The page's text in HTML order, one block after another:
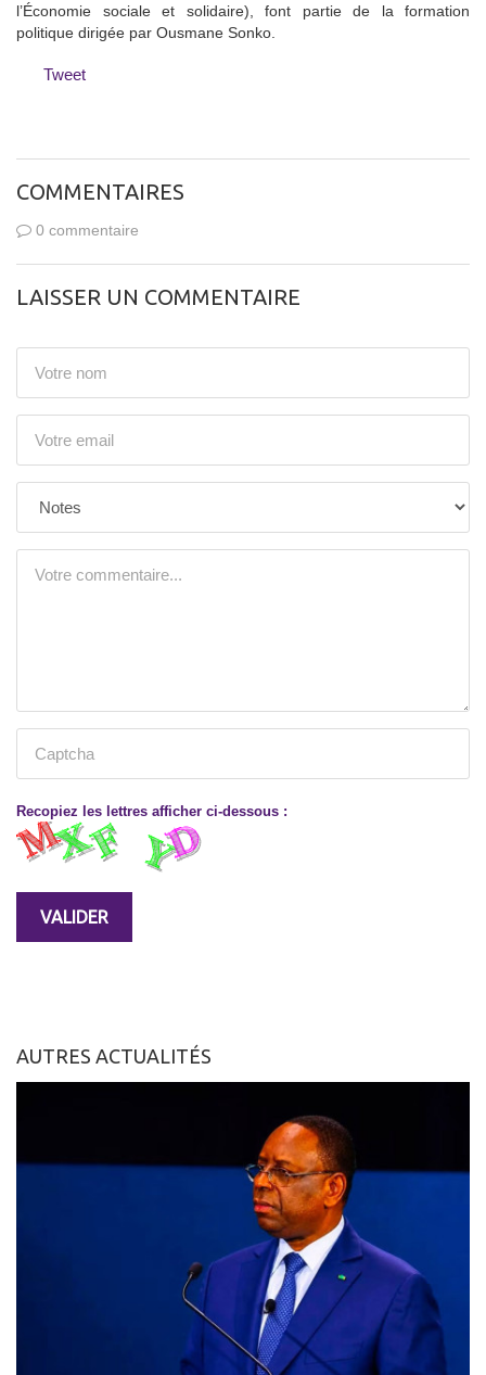
l’Économie sociale et solidaire), font partie de la formation
politique dirigée par Ousmane Sonko.
Tweet
COMMENTAIRES
0 commentaire
LAISSER UN COMMENTAIRE
Recopiez les lettres afficher ci-dessous :
AUTRES ACTUALITÉS